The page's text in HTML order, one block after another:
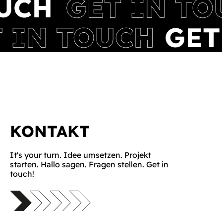
KONTAKT
It's your turn. Idee umsetzen. Projekt
starten. Hallo sagen. Fragen stellen. Get in
touch!